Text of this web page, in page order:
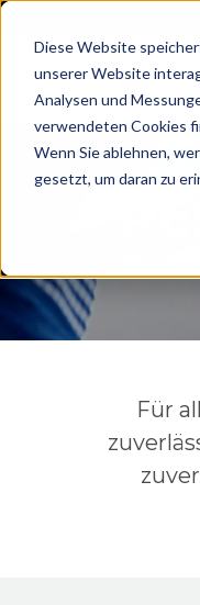
Diese Website
unserer Website
Analysen und
verwendeten Cookies
Wenn Sie ablehnen,
gesetzt, um daran zu
Für